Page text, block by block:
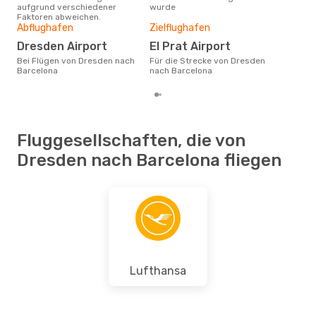
aufgrund verschiedener
Faktoren abweichen.
wurde
Abflughafen
Dresden Airport
Bei Flügen von Dresden nach
Barcelona
Zielflughafen
El Prat Airport
Für die Strecke von Dresden
nach Barcelona
Fluggesellschaften, die von
Dresden nach Barcelona fliegen
Lufthansa